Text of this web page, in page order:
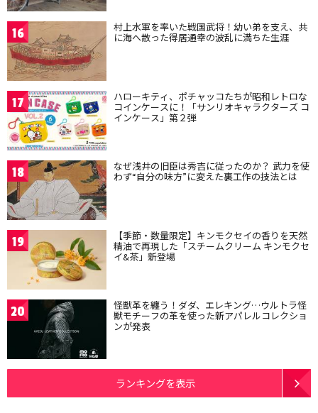
16 村上水軍を率いた戦国武将！幼い弟を支え、共
に海へ散った得居通幸の波乱に満ちた生涯
17 ハローキティ、ポチャッコたちが昭和レトロな
コインケースに！「サンリオキャラクターズ コ
インケース」第２弾
18 なぜ浅井の旧臣は秀吉に従ったのか？ 武力を使
わず“自分の味方”に変えた裏工作の技法とは
19 【季節・数量限定】キンモクセイの香りを天然
精油で再現した「スチームクリーム キンモクセ
イ&茶」新登場
20 怪獣革を纏う！ダダ、エレキング…ウルトラ怪
獣モチーフの革を使った新アパレルコレクショ
ンが発表
ランキングを表示